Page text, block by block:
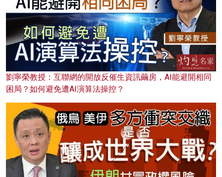
劉寧榮教授：互聯網的開放反催生資訊繭房，AI能避開相同
困局？如何避免遭AI演算法操控？